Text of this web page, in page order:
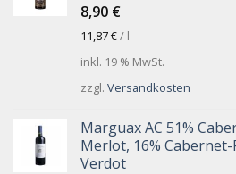
8,90 €
11,87€/ l
inkl. 19 % MwSt.
zzgl. Versandkosten
Marguax AC 51%
Merlot, 16% Cabernet-
Verdot